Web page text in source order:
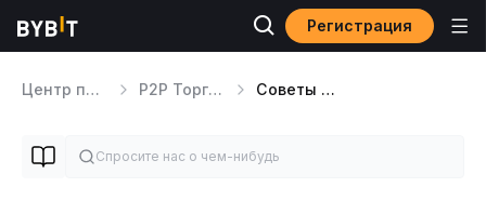
Регистрация
Центр помощи P2P Торговля Советы по P2P-трейдингу